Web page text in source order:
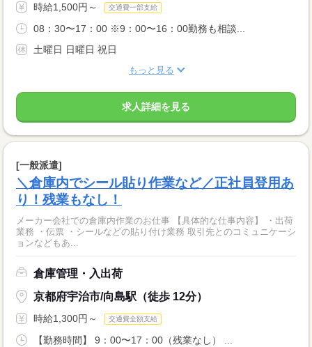
時給1,500円～ 交通費一部支給
08：30〜17：00 ※9：00〜16：00勤務も相談...
土曜日 日曜日 祝日
もっと見る
求人詳細を見る
[一般派遣]
＼倉庫内でシール貼り作業など／正社員登用あ
り！残業もなし！
メーカー会社での倉庫内作業のお仕事 【具体的な仕事内容】 ・出荷
業務 ・伝票 ・シールなどの貼り付け業務 取引先とのコミュニケーシ
ョンなどもあ...
倉庫管理・入出荷
京都府宇治市/向島駅（徒歩 12分）
時給1,300円～ 交通費全額支給
【勤務時間】 9：00〜17：00（残業なし） ...